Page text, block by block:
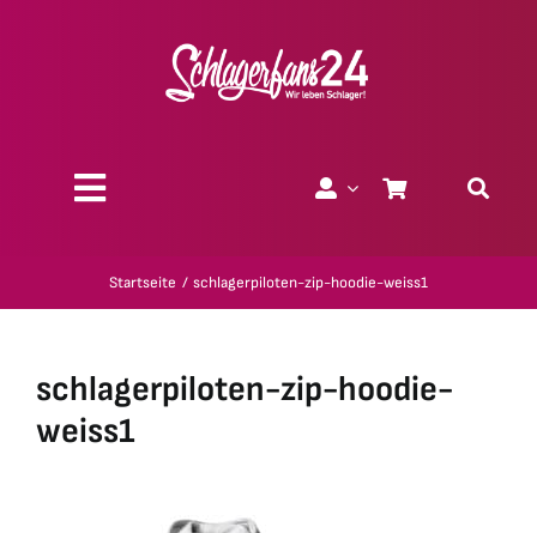
Toggle
Geschenk-Gutscheine
Startseite schlagerpiloten-zip-hoodie-weiss1
schlagerpiloten-zip-hoodie-
weiss1